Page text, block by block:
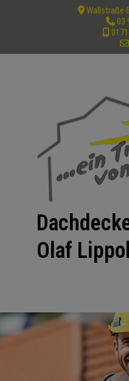
Wallstraße
03
Olaf